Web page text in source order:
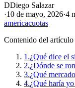
DDiego Salazar
·10 de mayo, 2026·4
americacuotas
Contenido del artículo
1.¿Qué dice el
2.¿Dónde se
3.¿Qué
4.¿Qué haría